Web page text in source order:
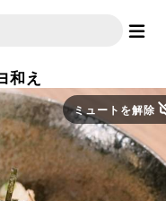
和え
ミュートを解除